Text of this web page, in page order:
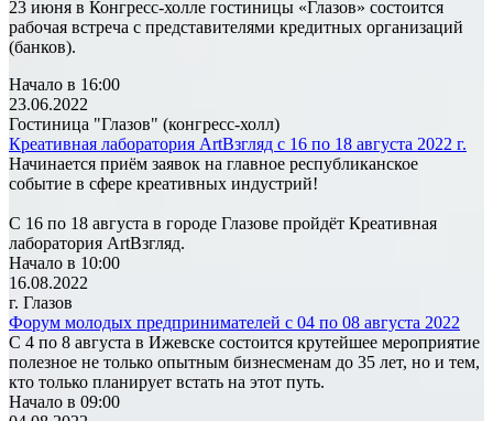
23 июня в Конгресс-холле гостиницы «Глазов» состоится
рабочая встреча с представителями кредитных организаций
(банков).
Начало в 16:00
23.06.2022
Гостиница "Глазов" (конгресс-холл)
Креативная лаборатория ArtВзгляд с 16 по 18 августа 2022 г.
Начинается приём заявок на главное республиканское
событие в сфере креативных индустрий!
С 16 по 18 августа в городе Глазове пройдёт Креативная
лаборатория ArtВзгляд.
Начало в 10:00
16.08.2022
г. Глазов
Форум молодых предпринимателей с 04 по 08 августа 2022
С 4 по 8 августа в Ижевске состоится крутейшее мероприятие
полезное не только опытным бизнесменам до 35 лет, но и тем,
кто только планирует встать на этот путь.
Начало в 09:00